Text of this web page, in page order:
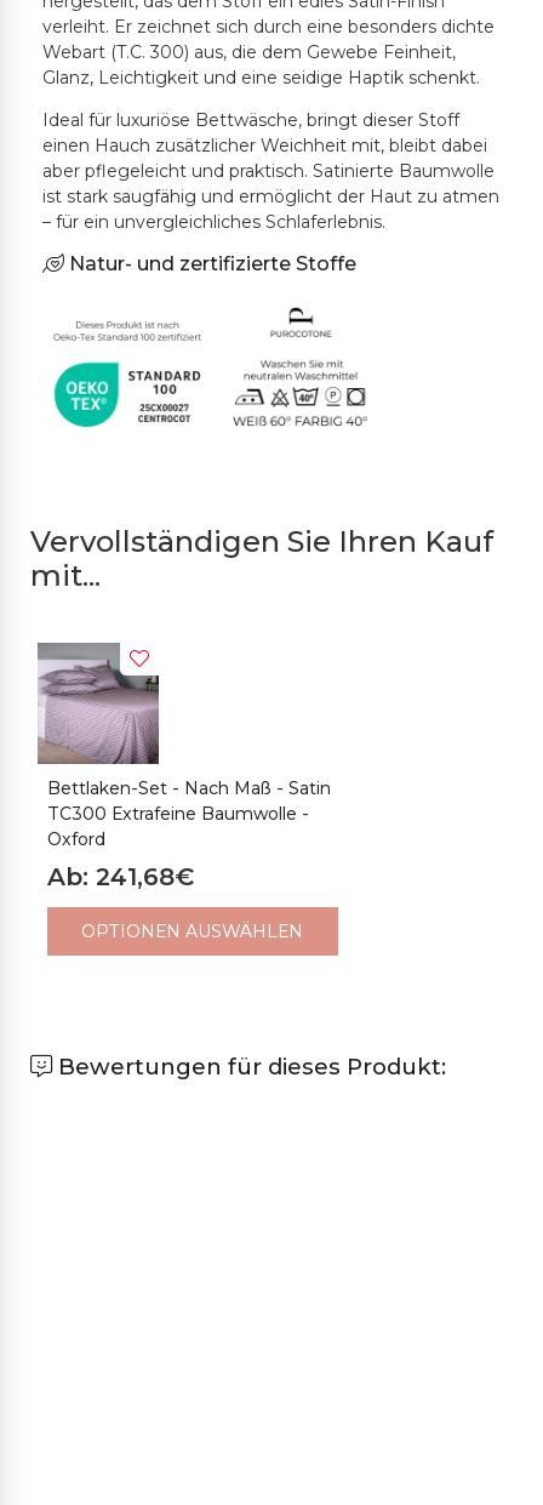
verleiht. Er zeichnet sich durch eine besonders dichte
Webart (T.C. 300) aus, die dem Gewebe Feinheit,
Glanz, Leichtigkeit und eine seidige Haptik schenkt.
Ideal für luxuriöse Bettwäsche, bringt dieser Stoff
einen Hauch zusätzlicher Weichheit mit, bleibt dabei
aber pflegeleicht und praktisch. Satinierte Baumwolle
ist stark saugfähig und ermöglicht der Haut zu atmen
– für ein unvergleichliches Schlaferlebnis.
Natur- und zertifizierte Stoffe
Vervollständigen Sie Ihren Kauf
mit...
Bettlaken-Set - Nach Maß - Satin
TC300 Extrafeine Baumwolle -
Oxford
Ab: 241,68€
OPTIONEN AUSWÄHLEN
Bewertungen für dieses Produkt: